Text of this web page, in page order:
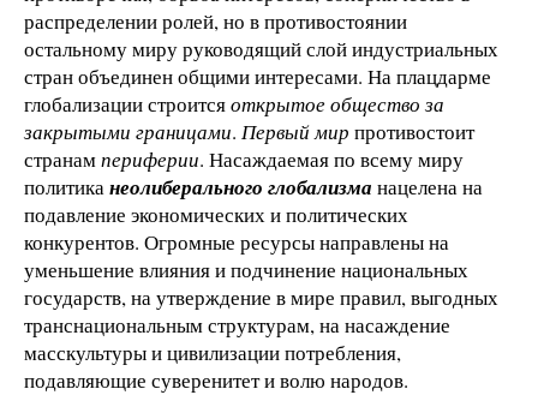
распределении ролей, но в противостоянии
остальному миру руководящий слой индустриальных
стран объединен общими интересами. На плацдарме
глобализации строитсяоткрытое общество за
закрытыми границами. Первый мир противостоит
странампериферии. Насаждаемая по всему миру
политика неолиберального глобализма нацелена на
подавление экономических и политических
конкурентов. Огромные ресурсы направлены на
уменьшение влияния и подчинение национальных
государств, на утверждение в мире правил, выгодных
транснациональным структурам, на насаждение
масскультуры и цивилизации потребления,
подавляющие суверенитет и волю народов.